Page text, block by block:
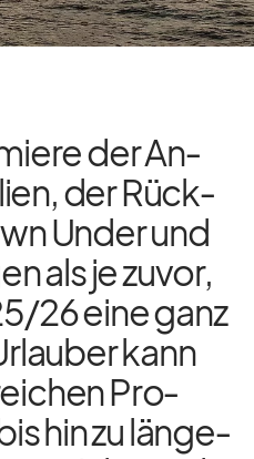
der An­
der Rück­
Un­der und
als je zu­vor,
​26 eine ganz
kann
Pro­
hin zu län­ge­